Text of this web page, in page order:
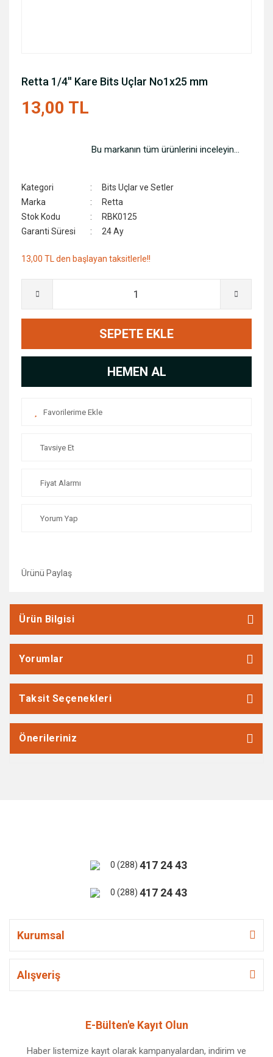
Retta 1/4'' Kare Bits Uçlar No1x25 mm
13,00 TL
Bu markanın tüm ürünlerini inceleyin...
Kategori
Bits Uçlar ve Setler
Marka
Retta
Stok Kodu
RBK0125
Garanti Süresi
24 Ay
13,00 TL den başlayan taksitlerle!!
SEPETE EKLE
HEMEN AL
Tavsiye Et
Fiyat Alarmı
Yorum Yap
Ürünü Paylaş
Ürün Bilgisi
Yorumlar
Taksit Seçenekleri
Önerileriniz
0 (288) 417 24 43
0 (288) 417 24 43
Kurumsal
Alışveriş
E-Bülten'e Kayıt Olun
Haber listemize kayıt olarak kampanyalardan, indirim ve